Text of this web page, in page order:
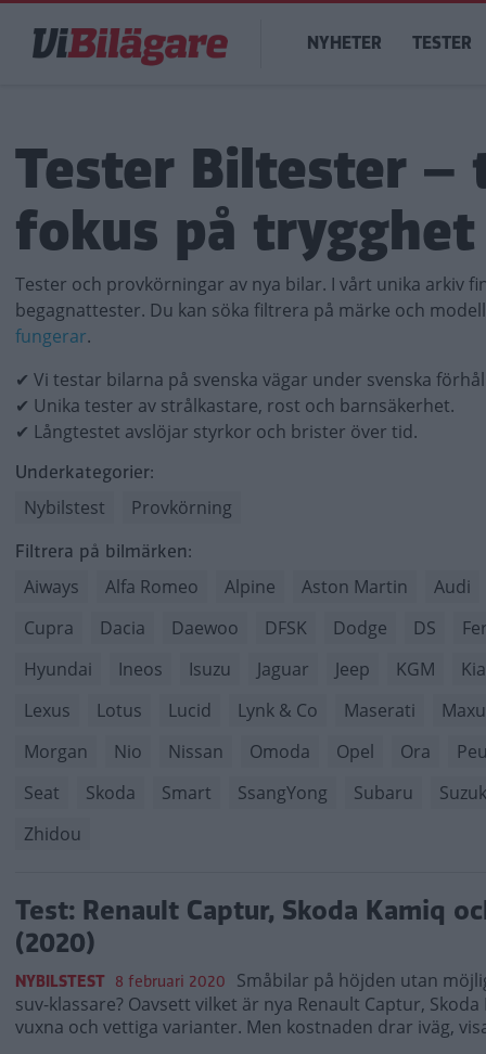
huvudinnehåll
Main
navigation
NYHETER TESTER
Tester Biltester
fokus på trygghet
Tester och provkörningar av nya bilar. I vårt unika arkiv
begagnattester. Du kan söka filtrera på märke och
fungerar.
✔ Vi testar bilarna på svenska vägar under svenska
✔ Unika tester av strålkastare, rost och barnsäkerhet.
✔ Långtestet avslöjar styrkor och brister över tid.
Underkategorier:
Nybilstest Provkörning
Filtrera på bilmärken:
Aiways Alfa Romeo Alpine Aston Martin Audi
Cupra
Dacia Daewoo DFSK Dodge DS
Hyundai
Ineos Isuzu Jaguar Jeep KGM Kia
Lexus
Lotus Lucid Lynk & Co Maserati
Morgan
Nio Nissan Omoda Opel Ora
Seat
Skoda Smart SsangYong Subaru
Zhidou
Test: Renault Captur, Skoda Kamiq
(2020)
NYBILSTEST 8 februari 2020 Småbilar på höjden utan
suv-klassare? Oavsett vilket är nya Renault Captur,
vuxna och vettiga varianter. Men kostnaden drar iväg,